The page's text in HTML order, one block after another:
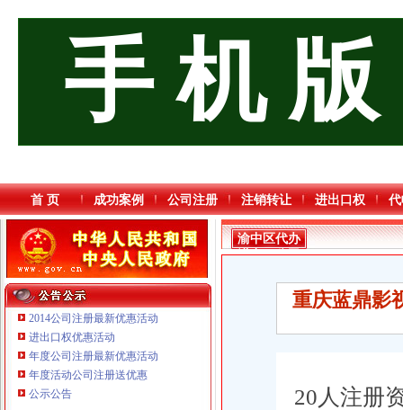
手 机 版
首 页 成功案例 公司注册 注销转让 进出口权
2014公司注册最新优惠活动
进出口权优惠活动
年度公司注册最新优惠活动
年度活动公司注册送优惠
公示公告
渝中区代办
进出口公司
重庆蓝鼎影
20人注册